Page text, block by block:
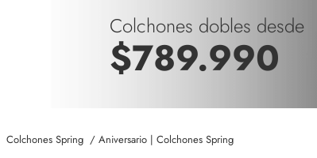
Colchones dobles desde
$789.990
Aniversario | Colchones Spring